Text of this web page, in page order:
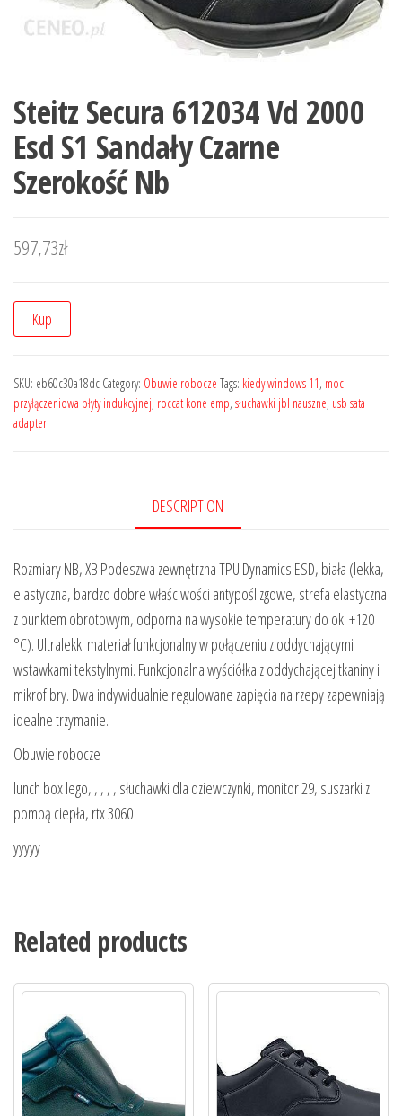
Steitz Secura 612034 Vd 2000
Esd S1 Sandały Czarne
Szerokość Nb
597,73zł
Kup
SKU: eb60c30a18dc Category: Obuwie robocze Tags: kiedy windows 11, moc
przyłączeniowa płyty indukcyjnej, roccat kone emp, słuchawki jbl nauszne, usb sata
adapter
DESCRIPTION
Rozmiary NB, XB Podeszwa zewnętrzna TPU Dynamics ESD, biała (lekka,
elastyczna, bardzo dobre właściwości antypoślizgowe, strefa elastyczna
z punktem obrotowym, odporna na wysokie temperatury do ok. +120
°C). Ultralekki materiał funkcjonalny w połączeniu z oddychającymi
wstawkami tekstylnymi. Funkcjonalna wyściółka z oddychającej tkaniny i
mikrofibry. Dwa indywidualnie regulowane zapięcia na rzepy zapewniają
idealne trzymanie.
Obuwie robocze
lunch box lego, , , , , słuchawki dla dziewczynki, monitor 29, suszarki z
pompą ciepła, rtx 3060
yyyyy
Related products